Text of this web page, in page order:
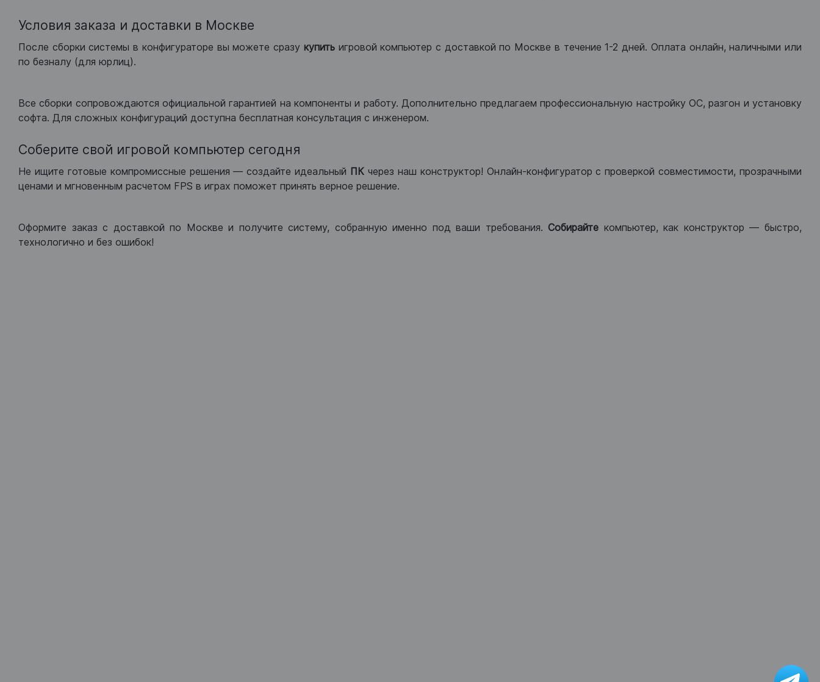
Условия заказа и доставки в Москве
После сборки системы в конфигураторе вы можете сразу купитьигровой компьютер с доставкой по Москве в течение 1-2 дней. Оплата онлайн, наличными или
по безналу (для юрлиц).
Все сборки сопровождаются официальной гарантией на компоненты и работу. Дополнительно предлагаем профессиональную настройку ОС, разгон и установку
софта. Для сложных конфигураций доступна бесплатная консультация с инженером.
Соберите свой игровой компьютер сегодня
Не ищите готовые компромиссные решения — создайте идеальный ПК через наш конструктор! Онлайн-конфигуратор с проверкой совместимости, прозрачными
ценами и мгновенным расчетом FPS в играх поможет принять верное решение.
Оформите заказ с доставкой по Москве и получите систему, собранную именно под ваши требования.Собирайте компьютер, как конструктор — быстро,
технологично и без ошибок!